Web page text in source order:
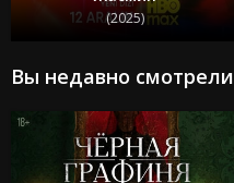
(2025)
Вы недавно смотрели